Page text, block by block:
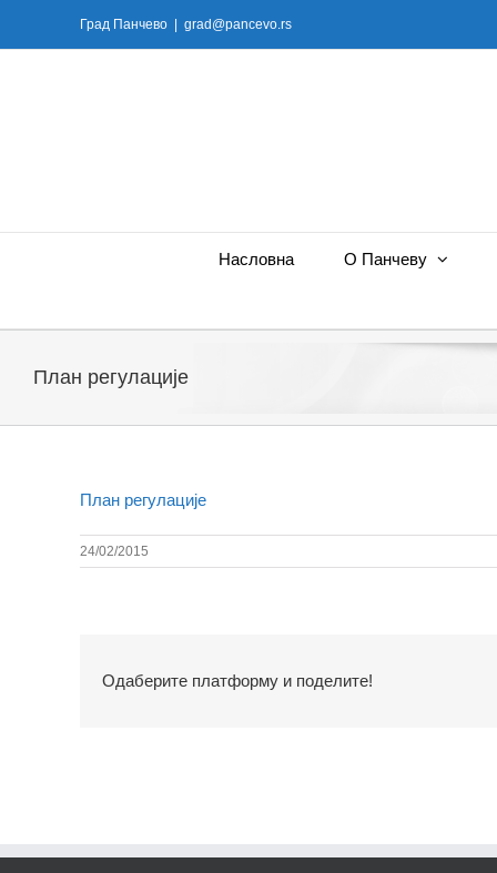
Град Панчево grad@pancevo.rs
Насловна О Панчеву
План регулације
План регулације
24/02/2015
Одаберите платформу и поделите!